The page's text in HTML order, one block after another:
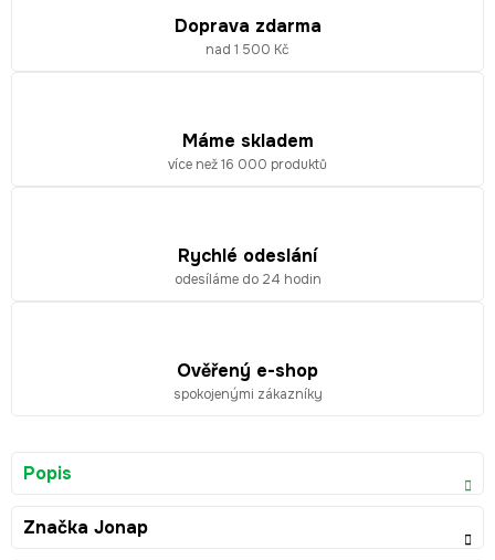
Doprava zdarma
nad 1 500 Kč
Máme skladem
více než 16 000 produktů
Rychlé odeslání
odesíláme do 24 hodin
Ověřený e-shop
spokojenými zákazníky
Popis
Značka Jonap